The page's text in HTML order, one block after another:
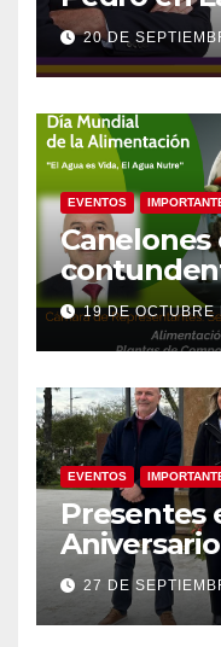
20 DE
EVENTOS
Canelones
agua
como
19 DE
EVENTOS
Presentes
José
27 DE